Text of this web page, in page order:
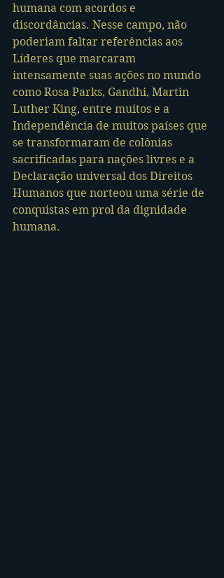
humana com acordos e
discordâncias. Nesse campo, não
poderiam faltar referências aos
Líderes que marcaram
intensamente suas ações no mundo
como Rosa Parks, Gandhi, Martin
Luther King, entre muitos e a
Independência de muitos países que
se transformaram de colônias
sacrificadas para nações livres e a
Declaração universal dos Direitos
Humanos que norteou uma série de
conquistas em prol da dignidade
humana.